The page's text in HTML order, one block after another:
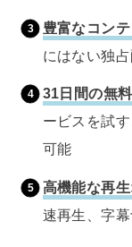
豊富なコン
にはない独
31日間の無
ービスを試
可能
高機能な再
速再生、字